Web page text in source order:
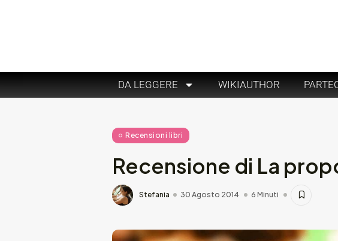
DA LEGGERE WIKIAUTHOR
Recensioni libri
Recensione di La
Stefania 30 Agosto 2014 6 Minuti